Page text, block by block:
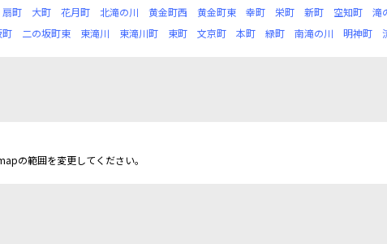
扇町 大町 花月町 北滝の川 黄金町西 黄金町東 幸町 栄町 新町 空知町 滝
町 二の坂町東 東滝川 東滝川町 東町 文京町 本町 緑町 南滝の川 明神町
の範囲を変更してください。